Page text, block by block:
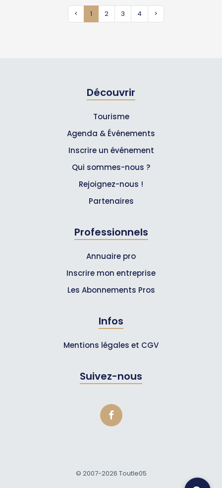
< 1 2 3 4 >
Découvrir
Tourisme
Agenda & Événements
Inscrire un événement
Qui sommes-nous ?
Rejoignez-nous !
Partenaires
Professionnels
Annuaire pro
Inscrire mon entreprise
Les Abonnements Pros
Infos
Mentions légales et CGV
Suivez-nous
© 2007-2026 Toutle05